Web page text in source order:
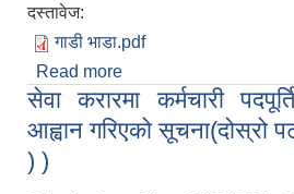
दस्तावेज:
गाडी भाडा.pdf
Read more
सेवा करारमा कर्मचारी
आह्वान गरिएको सूचना(दोस्रो
) )